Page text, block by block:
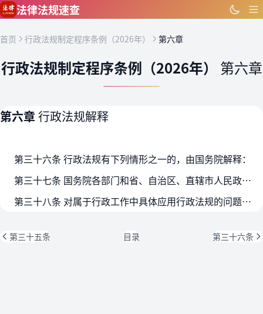
跳到主要内容
法律法规速查
首页 行政法规制定程序条例（2026年） 第六章
行政法规制定程序条例（2026年） 第六章
第六章行政法规解释
第三十六条 行政法规有下列情形之一的，由国务院解释：
第三十七条 国务院各部门和省、自治区、直辖市人民政府可以向国务院提出行政法规解释要求。
第三十八条 对属于行政工作中具体应用行政法规的问题，省、自治区、直辖市人民政府法治部门以及国务院有关部门法治机构请求国务院法治部门解释的，国务院法治部门可以研究答复；其中涉…
第三十五条 目录 第三十六条